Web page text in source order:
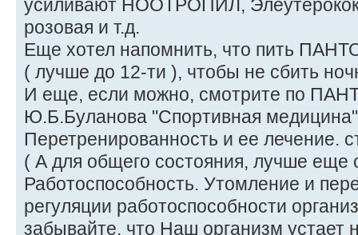
усиливают НООТРОПИЛ,
розовая и т.д.
Еще хотел напомнить, что пить
( лучше до 12-ти ), чтобы не сбить
И еще, если можно, смотрите по
Ю.Б.Буланова "Спортивная
Перетренированность и ее лечение.
( А для общего состояния, лучше еще
Работоспособность. Утомление и
регуляции работоспособности
забывайте, что Наш организм устает